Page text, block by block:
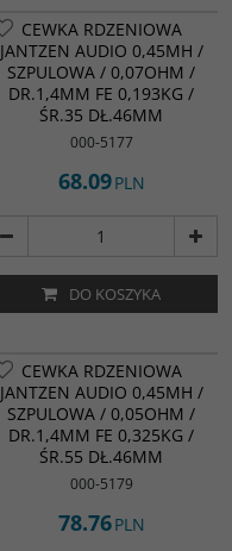
CEWKA RDZENIOWA
JANTZEN AUDIO 0,45MH /
SZPULOWA / 0,07OHM /
DR.1,4MM FE 0,193KG /
ŚR.35 DŁ.46MM
000-5177
68.09PLN
DO KOSZYKA
CEWKA RDZENIOWA
JANTZEN AUDIO 0,45MH /
SZPULOWA / 0,05OHM /
DR.1,4MM FE 0,325KG /
ŚR.55 DŁ.46MM
000-5179
78.76PLN